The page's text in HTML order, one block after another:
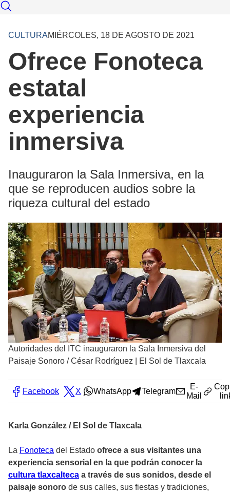
CULTURAMIÉRCOLES, 18 DE AGOSTO DE 2021
Ofrece Fonoteca
estatal
experiencia
inmersiva
Inauguraron la Sala Inmersiva, en la
que se reproducen audios sobre la
riqueza cultural del estado
Autoridades del ITC inauguraron la Sala Inmersiva del
Paisaje Sonoro /César Rodríguez | El Sol de Tlaxcala
Facebook X WhatsApp Telegram
E-
Mail
Karla González / El Sol de Tlaxcala
La Fonoteca del Estado ofrece a sus visitantes una
experiencia sensorial en la que podrán conocer la
cultura tlaxcalteca a través de sus sonidos, desde el
paisaje sonoro de sus calles, sus fiestas y tradiciones,